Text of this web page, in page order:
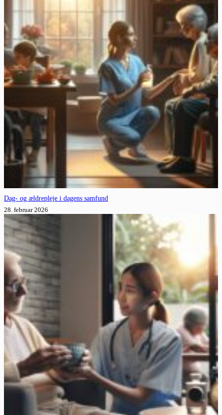
Dag- og ældrepleje i dagens samfund
28. februar 2026